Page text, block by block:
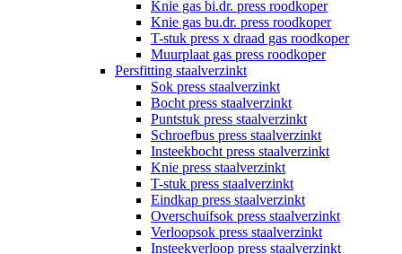
Knie gas bi.dr. press roodkoper
Knie gas bu.dr. press roodkoper
T-stuk press x draad gas roodkoper
Muurplaat gas press roodkoper
Persfitting staalverzinkt
Sok press staalverzinkt
Bocht press staalverzinkt
Puntstuk press staalverzinkt
Schroefbus press staalverzinkt
Insteekbocht press staalverzinkt
Knie press staalverzinkt
T-stuk press staalverzinkt
Eindkap press staalverzinkt
Overschuifsok press staalverzinkt
Verloopsok press staalverzinkt
Insteekverloop press staalverzinkt